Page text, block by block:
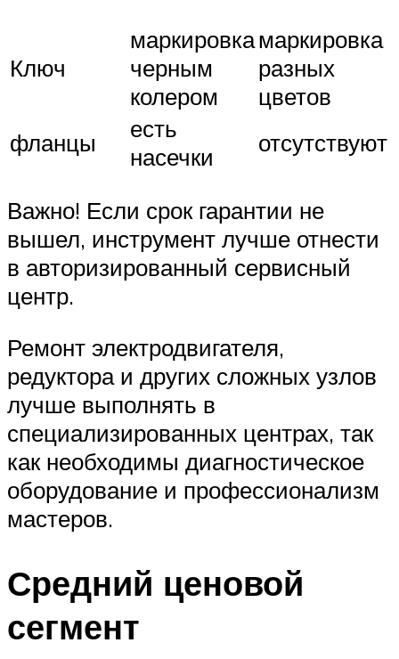
Ключ
маркировка
черным
колером
маркировка
разных
цветов
фланцы
есть
насечки
отсутствуют
Важно! Если срок гарантии не
вышел, инструмент лучше отнести
в авторизированный сервисный
центр.
Ремонт электродвигателя,
редуктора и других сложных узлов
лучше выполнять в
специализированных центрах, так
как необходимы диагностическое
оборудование и профессионализм
мастеров.
Средний ценовой
сегмент